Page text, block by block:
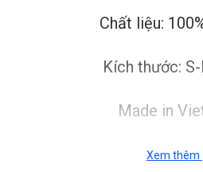
Chất liệu:
Kích thước:
Made in
ĐẶC ĐIỂM
Xem thêm